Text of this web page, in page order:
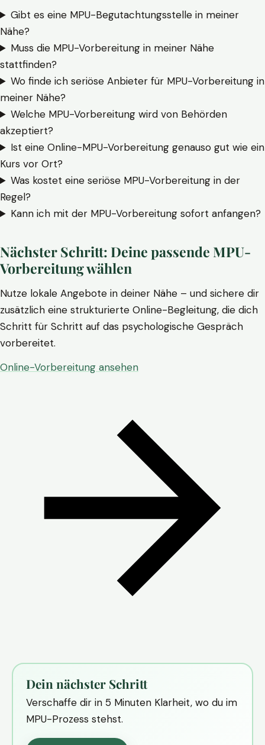
Gibt es eine MPU-Begutachtungsstelle in meiner
Nähe?
Muss die MPU-Vorbereitung in meiner Nähe
stattfinden?
Wo finde ich seriöse Anbieter für MPU-Vorbereitung in
meiner Nähe?
Welche MPU-Vorbereitung wird von Behörden
akzeptiert?
Ist eine Online-MPU-Vorbereitung genauso gut wie ein
Kurs vor Ort?
Was kostet eine seriöse MPU-Vorbereitung in der
Regel?
Kann ich mit der MPU-Vorbereitung sofort anfangen?
Nächster Schritt: Deine passende MPU-
Vorbereitung wählen
Nutze lokale Angebote in deiner Nähe – und sichere dir
zusätzlich eine strukturierte Online-Begleitung, die dich
Schritt für Schritt auf das psychologische Gespräch
vorbereitet.
Online-Vorbereitung ansehen
Dein nächster Schritt
Verschaffe dir in 5 Minuten Klarheit, wo du im
MPU-Prozess stehst.